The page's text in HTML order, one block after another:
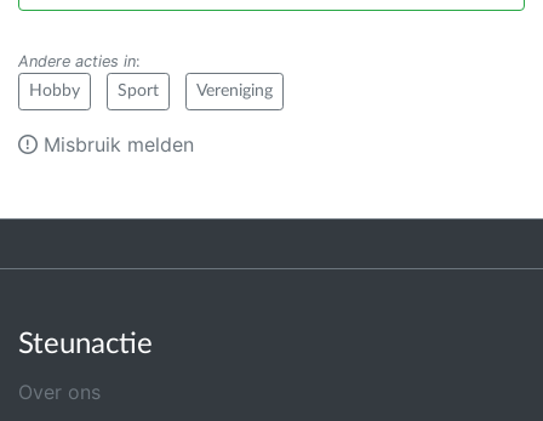
Andere acties in:
Hobby Sport Vereniging
Misbruik melden
Steunactie
Over ons